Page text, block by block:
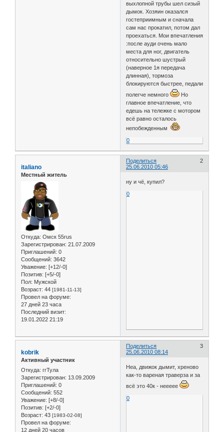
выхлопной трубы шел сизый
дымок. Хозяин оказался
гостеприимным и сначала
сам нас прокатил, потом дал
проехаться. Мои впечатления
:после ауди очень мало
места для ног, двигатель
относительно шустрый
(наверное 1я передача
длинная), тормоза
блокируются быстрее, педали
полегче немного
Но
главное впечатление, что
едешь на тележке с мотором
всё равно осталось
непобежденным
0
Поделиться
2
25.06.2010 05:46
italiano
Местный житель
Откуда: Омск 55rus
Зарегистрирован: 21.07.2009
Приглашений: 0
Сообщений: 3642
Уважение: [+12/-0]
Позитив: [+5/-0]
Пол: Мужской
Возраст: 44 [1981-11-13]
Провел на форуме:
27 дней 23 часа
Последний визит:
19.01.2022 21:19
ну и чё, купил?
0
Поделиться
3
25.06.2010 08:14
kobrik
Активный участник
Откуда: ггТула
Зарегистрирован: 13.09.2009
Приглашений: 0
Сообщений: 552
Уважение: [+8/-0]
Позитив: [+2/-0]
Возраст: 43 [1983-02-08]
Провел на форуме:
12 дней 20 часов
Неа, движок дымит, хреново
как-то вареная траверза и за
всё это 40к - неееее
0